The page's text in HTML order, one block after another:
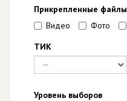
Прикрепленные файлы
Видео
Фото
ТИК
Уровень выборов